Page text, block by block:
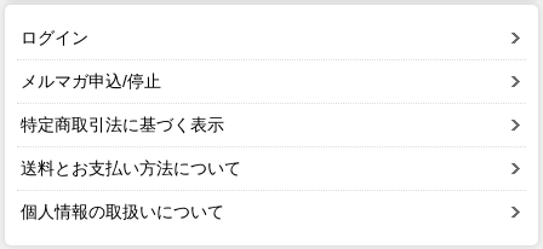
ログイン
メルマガ申込/停止
特定商取引法に基づく表示
送料とお支払い方法について
個人情報の取扱いについて